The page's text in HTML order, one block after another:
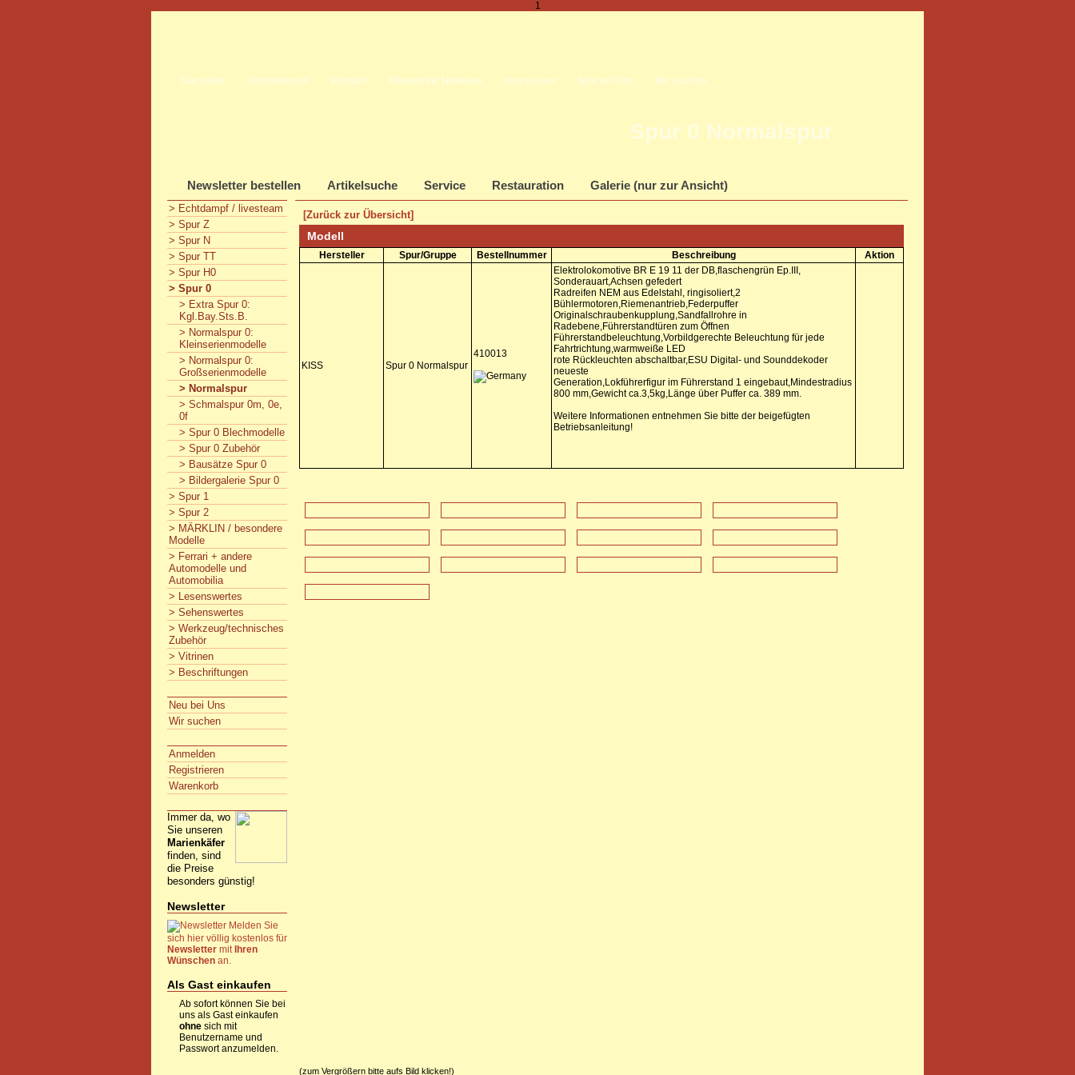
1
Startseite Unternehmen Kontakt Allgemeine Hinweise Impressum Neu bei Uns Wir suchen
Spur 0 Normalspur
Newsletter bestellen Artikelsuche Service Restauration Galerie (nur zur Ansicht)
> Echtdampf / livesteam
> Spur Z
> Spur N
> Spur TT
> Spur H0
> Spur 0
> Extra Spur 0:
Kgl.Bay.Sts.B.
> Normalspur 0:
Kleinserienmodelle
> Normalspur 0:
Großserienmodelle
> Normalspur
> Schmalspur 0m, 0e,
0f
> Spur 0 Blechmodelle
> Spur 0 Zubehör
> Bausätze Spur 0
> Bildergalerie Spur 0
> Spur 1
> Spur 2
> MÄRKLIN / besondere
Modelle
> Ferrari + andere
Automodelle und
Automobilia
> Lesenswertes
> Sehenswertes
> Werkzeug/technisches
Zubehör
> Vitrinen
> Beschriftungen
Neu bei Uns
Wir suchen
Anmelden
Registrieren
Warenkorb
Immer da, wo
Sie unseren
Marienkäfer
finden, sind
die Preise
besonders günstig!
Newsletter
Melden Sie
sich hier völlig kostenlos für
Newsletter mit Ihren
Wünschen an.
Als Gast einkaufen
Ab sofort können Sie bei
uns als Gast einkaufen
ohne sich mit
Benutzername und
Passwort anzumelden.
[Zurück zur Übersicht]
Modell
Hersteller Spur/Gruppe Bestellnummer Beschreibung Aktion
KISS Spur 0 Normalspur
410013
Elektrolokomotive BR E 19 11 der DB,flaschengrün Ep.III,
Sonderauart,Achsen gefedert
Radreifen NEM aus Edelstahl, ringisoliert,2
Bühlermotoren,Riemenantrieb,Federpuffer
Originalschraubenkupplung,Sandfallrohre in
Radebene,Führerstandtüren zum Öffnen
Führerstandbeleuchtung,Vorbildgerechte Beleuchtung für jede
Fahrtrichtung,warmweiße LED
rote Rückleuchten abschaltbar,ESU Digital- und Sounddekoder
neueste
Generation,Lokführerfigur im Führerstand 1 eingebaut,Mindestradius
800 mm,Gewicht ca.3,5kg,Länge über Puffer ca. 389 mm.
Weitere Informationen entnehmen Sie bitte der beigefügten
Betriebsanleitung!
(zum Vergrößern bitte aufs Bild klicken!)